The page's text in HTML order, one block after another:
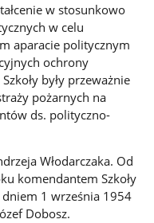
w stosunkowo
w celu
aparacie politycznym
ochrony
były przeważnie
pożarnych na
ds. polityczno-
Włodarczaka. Od
komendantem Szkoły
dniem 1 września 1954
Dobosz.